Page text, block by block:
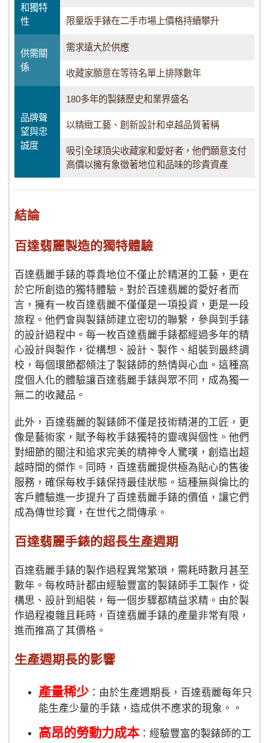
和獨特
性
限量版手錶在二手市場上價格持續攀升
供需關
係
需求遠大於供應
收藏家願意在等待名單上排隊數年
品牌聲
望與忠
誠度
180多年的製錶歷史和業界盛名
以精緻工藝、創新設計和卓越品質著稱
吸引全球頂尖收藏家和愛好者，他們願意支付
高價以擁有象徵著地位和品味的珍貴資產
結論
百達翡麗製造的獨特體驗
百達翡麗手錶的尊貴地位不僅止於精湛的工藝，更在
於它所創造的獨特體驗。對於百達翡麗的愛好者而
言，擁有一枚百達翡麗不僅僅是一項投資，更是一段
旅程。他們會與製錶師建立密切的聯繫，參與到手錶
的設計過程中。每一枚百達翡麗手錶都經過多年的精
心設計與製作，從構想、設計、製作、組裝到最終調
校，每個環節都傾注了製錶師的熱情與心血。這種高
度個人化的體驗讓百達翡麗手錶與眾不同，成為獨一
無二的收藏品。
此外，百達翡麗的製錶師不僅是技術精湛的工匠，更
像是藝術家，賦予每枚手錶獨特的靈魂與個性。他們
對細節的關注和追求完美的精神令人驚嘆，創造出超
越時間的傑作。同時，百達翡麗提供極為貼心的售後
服務，確保每枚手錶保持最佳狀態。這種無與倫比的
客戶體驗進一步提升了百達翡麗手錶的價值，讓它們
成為傳世珍寶，在世代之間傳承。
百達翡麗手錶的超長生產週期
百達翡麗手錶的製作過程異常繁瑣，需耗時數月甚至
數年。每枚時計都由經驗豐富的製錶師手工製作，從
構思、設計到組裝，每一個步驟都精益求精。由於製
作過程複雜且耗時，百達翡麗手錶的產量非常有限，
進而推高了其價格。
生產週期長的影響
產量稀少 ：由於生產週期長，百達翡麗每年只
能生產少量的手錶，造成供不應求的現象。。
高昂的勞動力成本：經驗豐富的製錶師的工